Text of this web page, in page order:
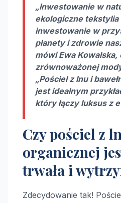
„Inwestowanie w
ekologiczne tekstylia
inwestowanie w
planety i zdrowie
mówi Ewa
zrównoważonej
„Pościel z lnu i
jest idealnym
który łączy luksus z
Czy pościel z
organicznej
trwała i
Zdecydowanie tak!